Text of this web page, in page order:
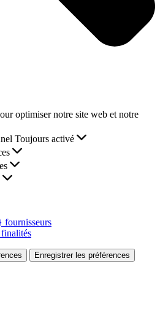
optimiser notre site web et notre
Toujours activé
fournisseurs
Enregistrer les préférences